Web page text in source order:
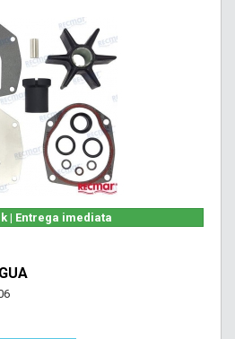
| Entrega imediata